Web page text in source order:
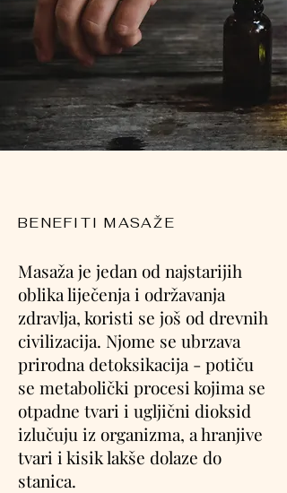
BENEFITI MASAŽE
Masaža je jedan od najstarijih
oblika liječenja i održavanja
zdravlja, koristi se još od drevnih
civilizacija. Njome se ubrzava
prirodna detoksikacija - potiču
se metabolički procesi kojima se
otpadne tvari i ugljični dioksid
izlučuju iz organizma, a hranjive
tvari i kisik lakše dolaze do
stanica.